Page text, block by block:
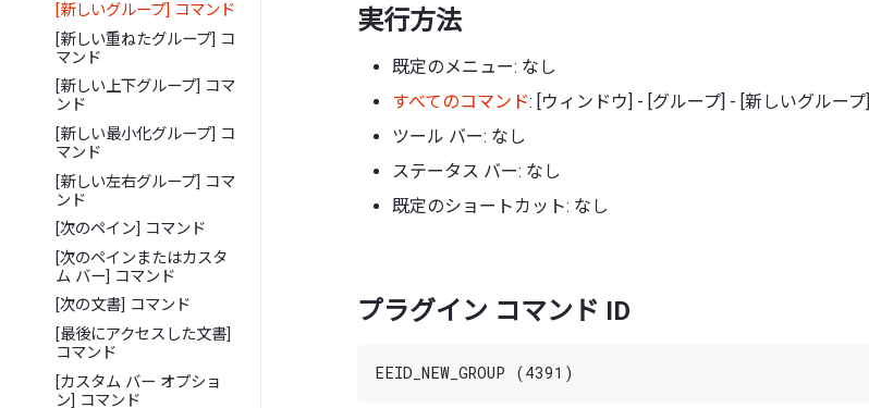
[新しいグループ] コマンド
[新しい重ねたグループ] コ
マンド
[新しい上下グループ] コマ
ンド
[新しい最小化グループ] コ
マンド
[新しい左右グループ] コマ
ンド
[次のペイン] コマンド
[次のペインまたはカスタ
ム バー] コマンド
[次の文書] コマンド
[最後にアクセスした文書]
コマンド
[カスタム バー オプショ
ン] コマンド
実行方法
既定のメニュー: なし
すべてのコマンド: [ウィンドウ] - [グループ] - [新しいグループ]
ツール バー: なし
ステータス バー: なし
既定のショートカット: なし
プラグイン コマンド ID